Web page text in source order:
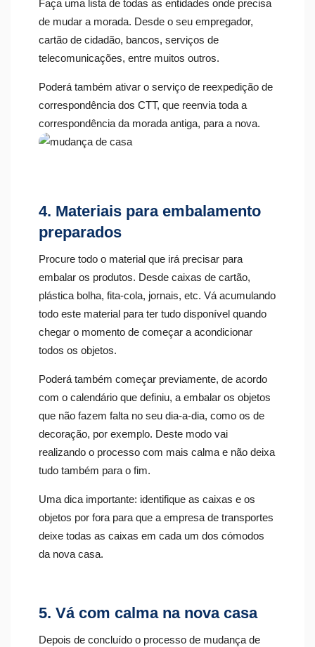
Faça uma lista de todas as entidades onde precisa
de mudar a morada. Desde o seu empregador,
cartão de cidadão, bancos, serviços de
telecomunicações, entre muitos outros.
Poderá também ativar o serviço de reexpedição de
correspondência dos CTT, que reenvia toda a
correspondência da morada antiga, para a nova.
4. Materiais para embalamento
preparados
Procure todo o material que irá precisar para
embalar os produtos. Desde caixas de cartão,
plástica bolha, fita-cola, jornais, etc. Vá acumulando
todo este material para ter tudo disponível quando
chegar o momento de começar a acondicionar
todos os objetos.
Poderá também começar previamente, de acordo
com o calendário que definiu, a embalar os objetos
que não fazem falta no seu dia-a-dia, como os de
decoração, por exemplo. Deste modo vai
realizando o processo com mais calma e não deixa
tudo também para o fim.
Uma dica importante: identifique as caixas e os
objetos por fora para que a empresa de transportes
deixe todas as caixas em cada um dos cómodos
da nova casa.
5. Vá com calma na nova casa
Depois de concluído o processo de mudança de